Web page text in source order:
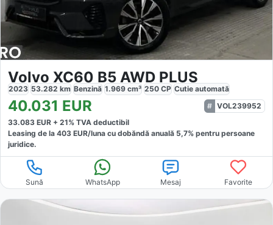
Volvo XC60 B5 AWD PLUS
2023 53.282 km Benzină 1.969 cm³ 250 CP Cutie automată
40.031 EUR
VOL239952
33.083 EUR + 21% TVA deductibil
Leasing de la 403 EUR/luna cu dobăndă anuală 5,7% pentru persoane
juridice.
Sună WhatsApp Mesaj Favorite